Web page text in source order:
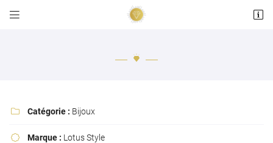
 
 Catégorie : Bijoux
 Marque : Lotus Style